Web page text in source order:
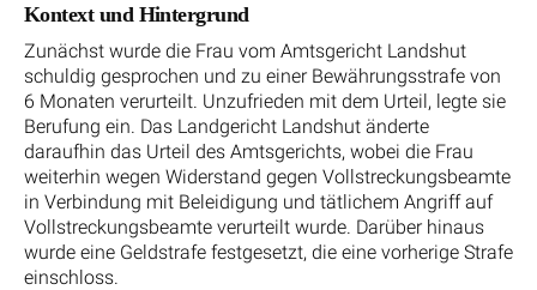
Kontext und Hintergrund
Zunächst wurde die Frau vom Amtsgericht Landshut
schuldig gesprochen und zu einer Bewährungsstrafe von
6 Monaten verurteilt. Unzufrieden mit dem Urteil, legte sie
Berufung ein. Das Landgericht Landshut änderte
daraufhin das Urteil des Amtsgerichts, wobei die Frau
weiterhin wegen Widerstand gegen Vollstreckungsbeamte
in Verbindung mit Beleidigung und tätlichem Angriff auf
Vollstreckungsbeamte verurteilt wurde. Darüber hinaus
wurde eine Geldstrafe festgesetzt, die eine vorherige Strafe
einschloss.